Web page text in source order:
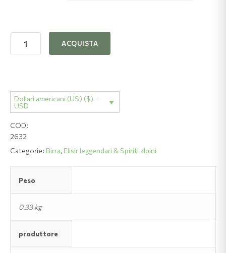
fino
a
ACQUISTA
Dollari americani (US) ($) -
USD
COD:
2632
Categorie: Birra, Elisir leggendari & Spiriti alpini
Peso
0.33 kg
produttore